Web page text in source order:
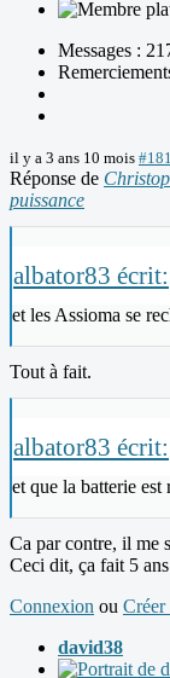
Messages :
il y a 3 ans 10 mois
Réponse de
puissance
albator83 écrit:
et les Assioma se
Tout à fait.
albator83 écrit:
et que la batterie est
Ca par contre, il me
Ceci dit, ça fait 5
Connexion ou Créer
david38